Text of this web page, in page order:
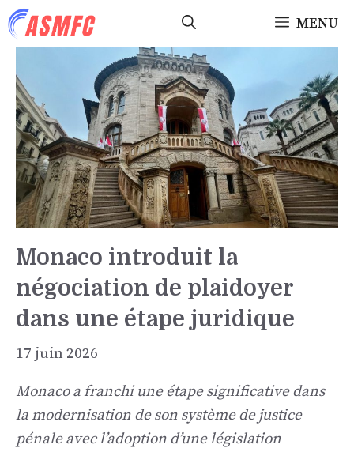
Aller
au
MENU
Monaco introduit la
négociation de plaidoyer
dans une étape juridique
17 juin 2026
Monaco a franchi une étape significative dans
la modernisation de son système de justice
pénale avec l’adoption d’une législation